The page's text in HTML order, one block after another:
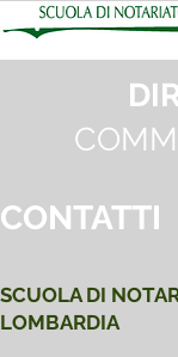
CONTATTI
SCUOLA DI
LOMBARDIA